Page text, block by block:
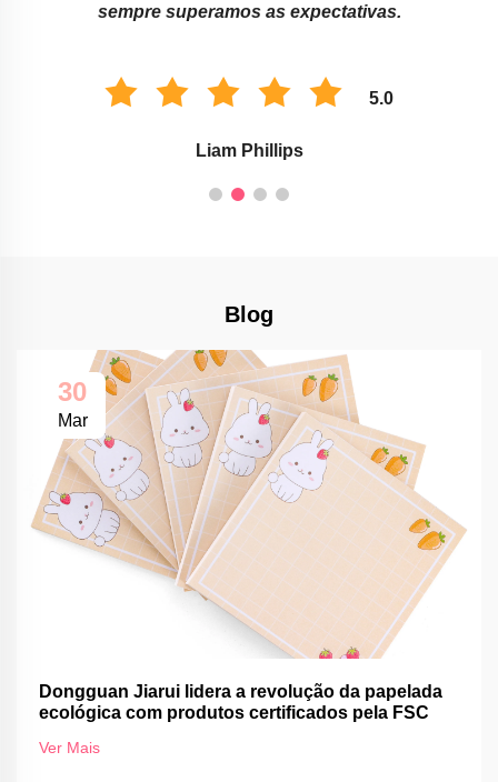
sempre superamos as expectativas.
5.0
Liam Phillips
Blog
30
Mar
Dongguan Jiarui lidera a revolução da papelada
ecológica com produtos certificados pela FSC
Ver Mais